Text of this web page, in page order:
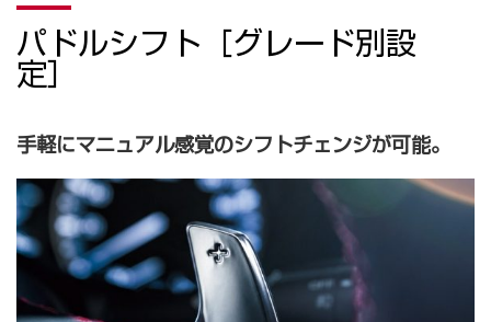
パドルシフト［グレード別設
定］
⼿軽にマニュアル感覚のシフトチェンジが可能。